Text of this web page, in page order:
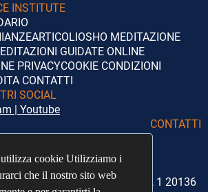
cookie Utilizziamo i
che il nostro sito web
cookie Utilizziamo i
che il nostro sito web
INSTITUTE
ARTICOLIOSHO MEDITAZIONE
GUIDATE ONLINE
PRIVACYCOOKIE CONDIZIONI
CONTATTI
SOCIAL
| Youtube
CONTATTI
– Giovedì
O.TAO Via Giosuè Borsi, 1 20136